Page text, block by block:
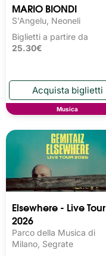
MARIO BIONDI
S'Angelu, Neoneli
Biglietti a partire da
25.30€
Musica
Elsewhere - Live Tour
2026
Parco della Musica di
Milano, Segrate